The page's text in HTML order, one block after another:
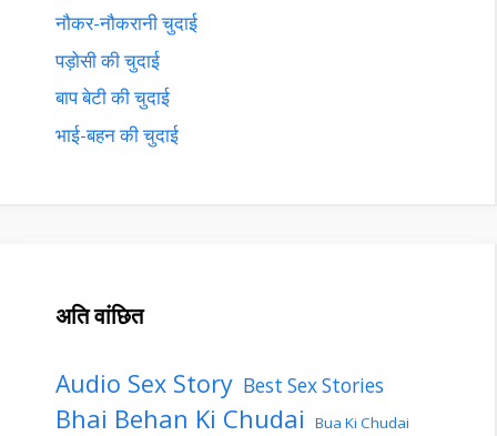
नौकर-नौकरानी चुदाई
पड़ोसी की चुदाई
बाप बेटी की चुदाई
भाई-बहन की चुदाई
अति वांछित
Audio Sex Story Best Sex Stories
Bhai Behan Ki Chudai Bua Ki Chudai